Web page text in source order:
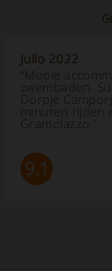
Jullo 2022
“Mooie
zwembaden.
Dorpje
minuten rijden
Gramolazzo.”
9.1